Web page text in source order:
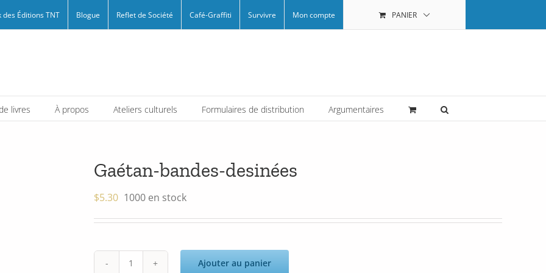
des Éditions TNT Blogue Reflet de Société Café-Graffiti Survivre Mon compte PANIER
livres À propos Ateliers culturels Formulaires de distribution Argumentaires
Gaétan-bandes-desinées
$5.30 1000 en stock
Ajouter au panier